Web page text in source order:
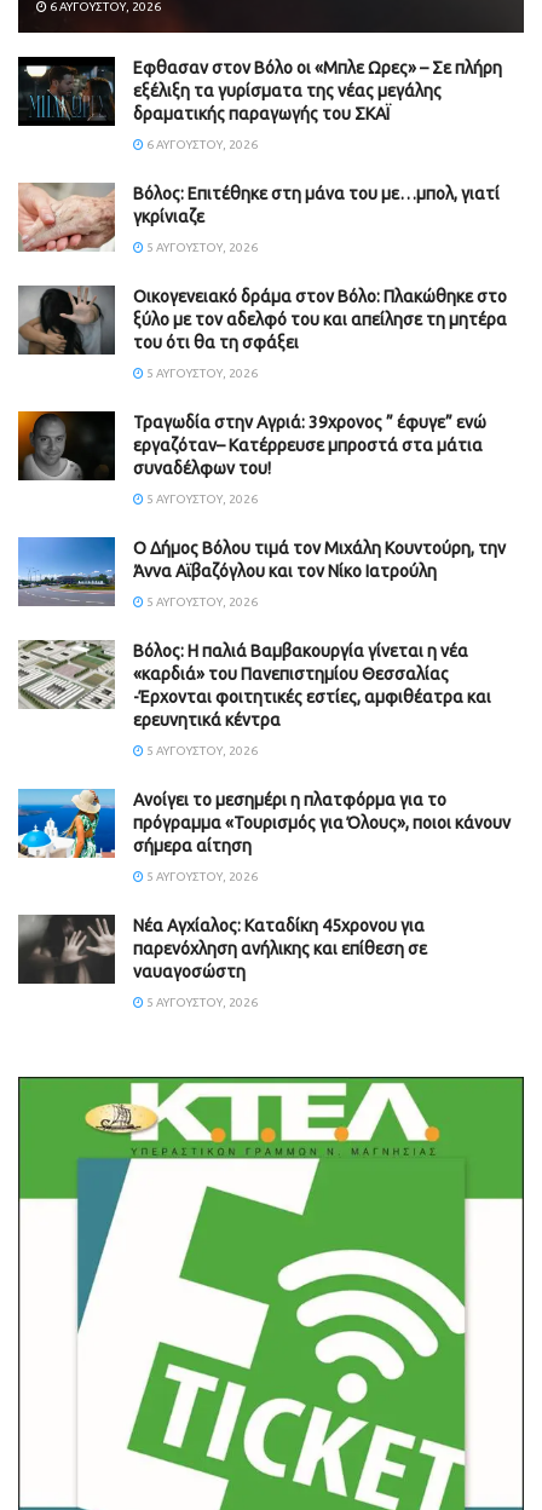
6 ΑΥΓΟΎΣΤΟΥ, 2026
Εφθασαν στον Βόλο οι «Μπλε Ωρες» – Σε πλήρη
εξέλιξη τα γυρίσματα της νέας μεγάλης
δραματικής παραγωγής του ΣΚΑΪ
6 ΑΥΓΟΎΣΤΟΥ, 2026
Βόλος: Επιτέθηκε στη μάνα του με…μπολ, γιατί
γκρίνιαζε
5 ΑΥΓΟΎΣΤΟΥ, 2026
Οικογενειακό δράμα στον Βόλο: Πλακώθηκε στο
ξύλο με τον αδελφό του και απείλησε τη μητέρα
του ότι θα τη σφάξει
5 ΑΥΓΟΎΣΤΟΥ, 2026
Τραγωδία στην Αγριά: 39χρονος ” έφυγε” ενώ
εργαζόταν– Κατέρρευσε μπροστά στα μάτια
συναδέλφων του!
5 ΑΥΓΟΎΣΤΟΥ, 2026
Ο Δήμος Βόλου τιμά τον Μιχάλη Κουντούρη, την
Άννα Αϊβαζόγλου και τον Νίκο Ιατρούλη
5 ΑΥΓΟΎΣΤΟΥ, 2026
Βόλος: Η παλιά Βαμβακουργία γίνεται η νέα
«καρδιά» του Πανεπιστημίου Θεσσαλίας
-Έρχονται φοιτητικές εστίες, αμφιθέατρα και
ερευνητικά κέντρα
5 ΑΥΓΟΎΣΤΟΥ, 2026
Ανοίγει το μεσημέρι η πλατφόρμα για το
πρόγραμμα «Τουρισμός για Όλους», ποιοι κάνουν
σήμερα αίτηση
5 ΑΥΓΟΎΣΤΟΥ, 2026
Νέα Αγχίαλος: Καταδίκη 45χρονου για
παρενόχληση ανήλικης και επίθεση σε
ναυαγοσώστη
5 ΑΥΓΟΎΣΤΟΥ, 2026